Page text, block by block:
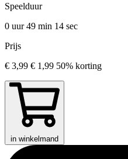
Speelduur
0 uur 49 min 14 sec
Prijs
€ 3,99 € 1,99 50% korting
in winkelmand